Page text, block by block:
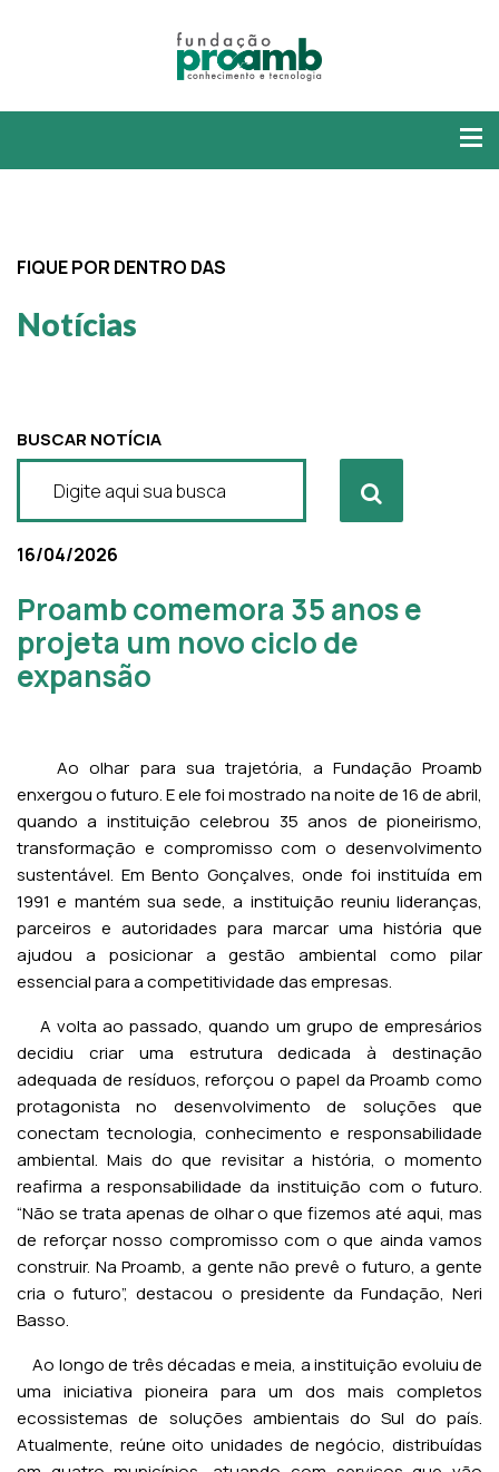
FIQUE POR DENTRO DAS
Notícias
BUSCAR NOTÍCIA
16/04/2026
Proamb comemora 35 anos e
projeta um novo ciclo de
expansão
Ao olhar para sua trajetória, a Fundação Proamb
enxergou o futuro. E ele foi mostrado na noite de 16 de abril,
quando a instituição celebrou 35 anos de pioneirismo,
transformação e compromisso com o desenvolvimento
sustentável. Em Bento Gonçalves, onde foi instituída em
1991 e mantém sua sede, a instituição reuniu lideranças,
parceiros e autoridades para marcar uma história que
ajudou a posicionar a gestão ambiental como pilar
essencial para a competitividade das empresas.
A volta ao passado, quando um grupo de empresários
decidiu criar uma estrutura dedicada à destinação
adequada de resíduos, reforçou o papel da Proamb como
protagonista no desenvolvimento de soluções que
conectam tecnologia, conhecimento e responsabilidade
ambiental. Mais do que revisitar a história, o momento
reafirma a responsabilidade da instituição com o futuro.
“Não se trata apenas de olhar o que fizemos até aqui, mas
de reforçar nosso compromisso com o que ainda vamos
construir. Na Proamb, a gente não prevê o futuro, a gente
cria o futuro”, destacou o presidente da Fundação, Neri
Basso.
Ao longo de três décadas e meia, a instituição evoluiu de
uma iniciativa pioneira para um dos mais completos
ecossistemas de soluções ambientais do Sul do país.
Atualmente, reúne oito unidades de negócio, distribuídas